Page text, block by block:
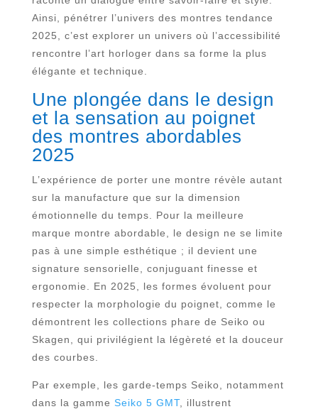
Ainsi, pénétrer l’univers des montres tendance
2025, c’est explorer un univers où l’accessibilité
rencontre l’art horloger dans sa forme la plus
élégante et technique.
Une plongée dans le design
et la sensation au poignet
des montres abordables
2025
L’expérience de porter une montre révèle autant
sur la manufacture que sur la dimension
émotionnelle du temps. Pour la meilleure
marque montre abordable, le design ne se limite
pas à une simple esthétique ; il devient une
signature sensorielle, conjuguant finesse et
ergonomie. En 2025, les formes évoluent pour
respecter la morphologie du poignet, comme le
démontrent les collections phare de Seiko ou
Skagen, qui privilégient la légèreté et la douceur
des courbes.
Par exemple, les garde-temps Seiko, notamment
dans la gamme Seiko 5 GMT, illustrent